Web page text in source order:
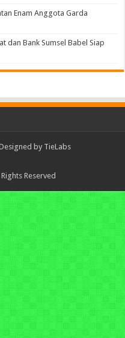
Enam Anggota Garda
dan Bank Sumsel Babel Siap
by TieLabs
Reserved